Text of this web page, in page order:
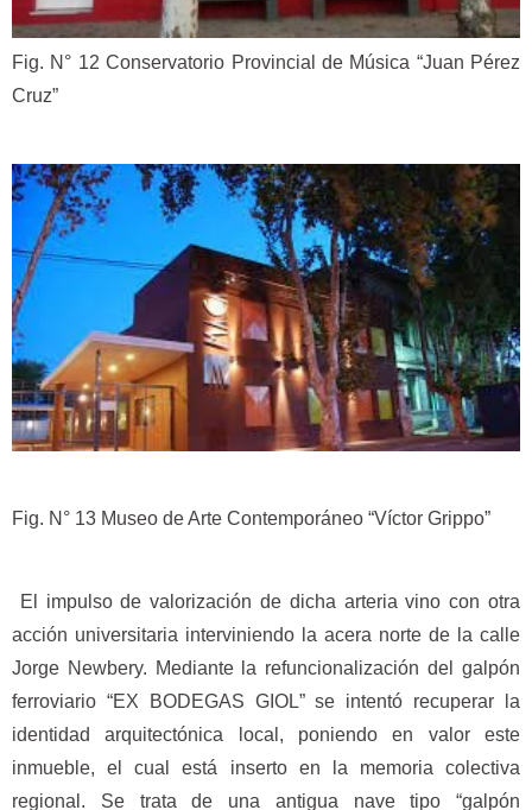
Fig. N° 12 Conservatorio Provincial de Música “Juan Pérez
Cruz”
Fig. N° 13 Museo de Arte Contemporáneo “Víctor Grippo”
El impulso de valorización de dicha arteria vino con otra
acción universitaria interviniendo la acera norte de la calle
Jorge Newbery. Mediante la refuncionalización del galpón
ferroviario “EX BODEGAS GIOL” se intentó recuperar la
identidad arquitectónica local, poniendo en valor este
inmueble, el cual está inserto en la memoria colectiva
regional. Se trata de una antigua nave tipo “galpón